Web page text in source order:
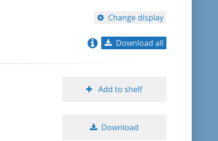
Change display
title ascending
Download all
Add to shelf
Download